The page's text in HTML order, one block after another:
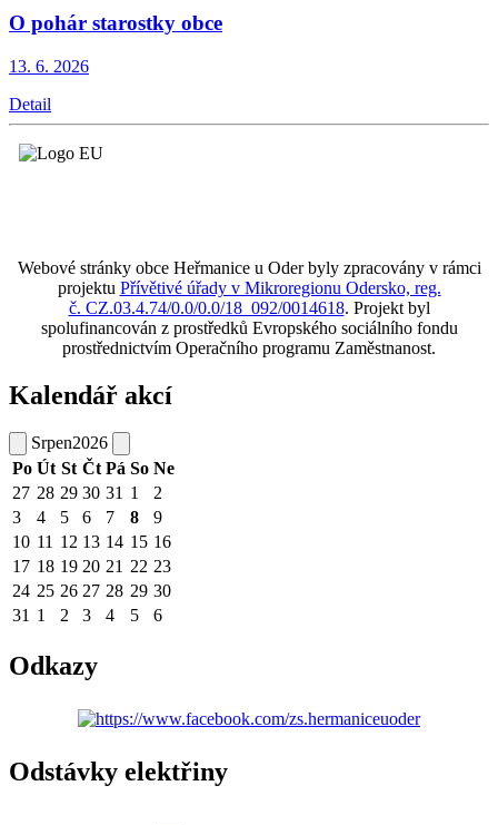
O pohár starostky obce
13. 6. 2026
Detail
Webové stránky obce Heřmanice u Oder byly zpracovány v rámci
projektu Přívětivé úřady v Mikroregionu Odersko, reg.
č. CZ.03.4.74/0.0/0.0/18_092/0014618. Projekt byl
spolufinancován z prostředků Evropského sociálního fondu
prostřednictvím Operačního programu Zaměstnanost.
Kalendář akcí
Srpen2026
Po Út St Čt Pá So Ne
27 28 29 30 31 1
2
3
4 5 6 7 8
9
10 11 12 13 14 15 16
17 18 19 20 21 22 23
24 25 26 27 28 29 30
31 1 2 3 4 5 6
Odkazy
Odstávky elektřiny